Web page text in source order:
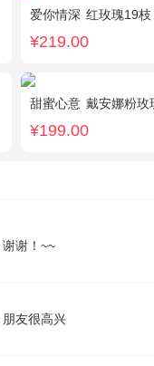
爱你情深 红玫瑰19
¥219.00
甜蜜心意 戴安娜粉玫
¥199.00
谢！~~
友很高兴